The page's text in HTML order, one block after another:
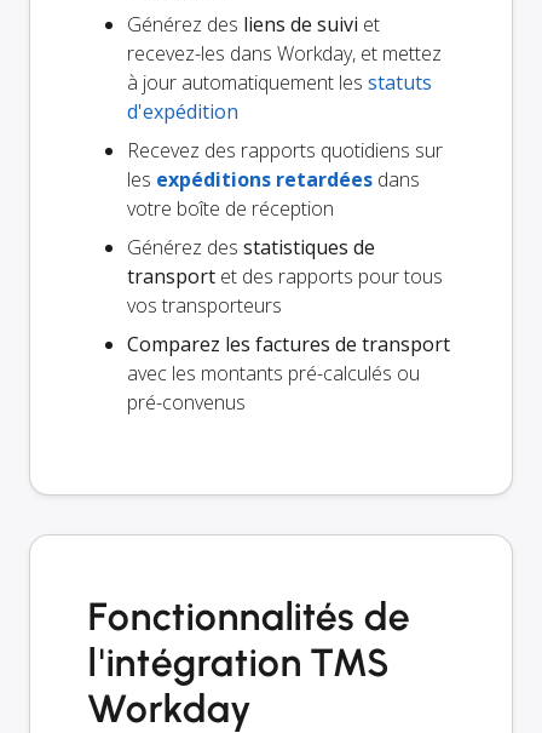
Générez des liens de suivi et
recevez-les dans Workday, et mettez
à jour automatiquement les statuts
d'expédition
Recevez des rapports quotidiens sur
les expéditions retardées dans
votre boîte de réception
Générez des statistiques de
transport et des rapports pour tous
vos transporteurs
Comparez les factures de transport
avec les montants pré-calculés ou
pré-convenus
Fonctionnalités de
l'intégration TMS
Workday